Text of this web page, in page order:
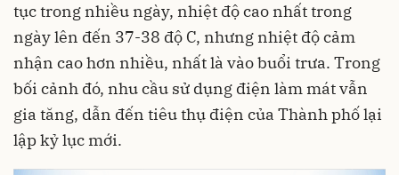
tục trong nhiều ngày, nhiệt độ cao nhất trong
ngày lên đến 37-38 độ C, nhưng nhiệt độ cảm
nhận cao hơn nhiều, nhất là vào buổi trưa. Trong
bối cảnh đó, nhu cầu sử dụng điện làm mát vẫn
gia tăng, dẫn đến tiêu thụ điện của Thành phố lại
lập kỷ lục mới.